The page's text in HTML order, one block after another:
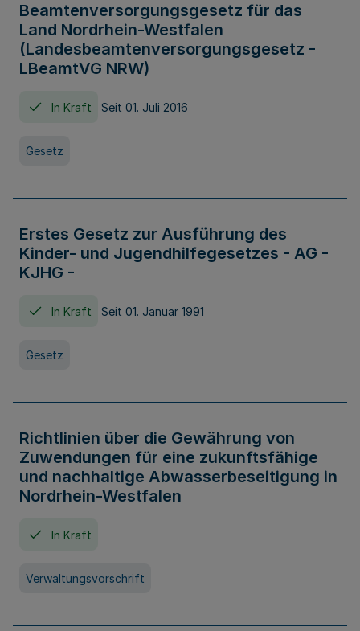
Beamtenversorgungsgesetz für das
Land Nordrhein-Westfalen
(Landesbeamtenversorgungsgesetz -
LBeamtVG NRW)
In Kraft Seit 01. Juli 2016
Gesetz
Erstes Gesetz zur Ausführung des
Kinder- und Jugendhilfegesetzes - AG -
KJHG -
In Kraft Seit 01. Januar 1991
Gesetz
Richtlinien über die Gewährung von
Zuwendungen für eine zukunftsfähige
und nachhaltige Abwasserbeseitigung in
Nordrhein-Westfalen
In Kraft
Verwaltungsvorschrift